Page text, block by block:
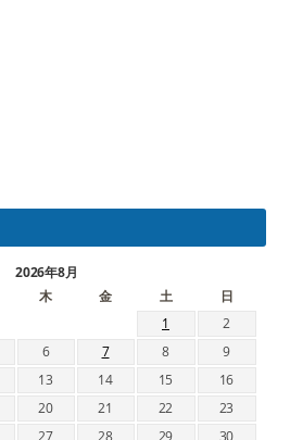
2026年8月
木 金 土
日
1
2
6 7 8
9
13 14 15
16
20 21 22
23
27 28 29 30